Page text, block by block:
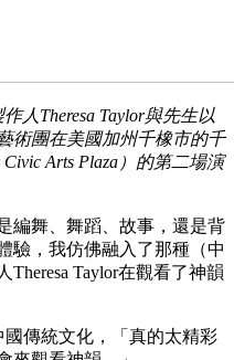
人Theresa Taylor與先生以
術團在美國加州千橡市的千
Arts Plaza）的第二場演
編舞、舞蹈、故事，還是背
驗，我仿佛融入了那種（中
Taylor在觀看了神韻
傳統文化，「真的太精彩